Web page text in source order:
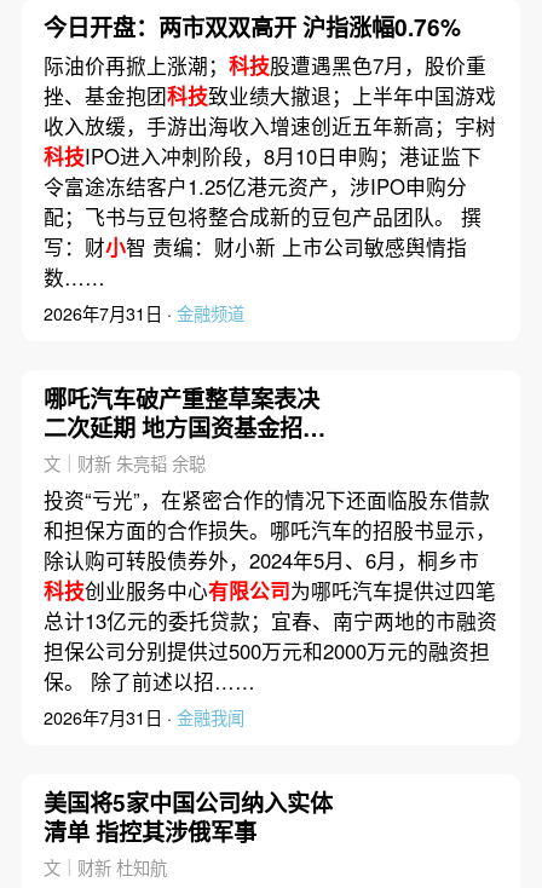
今日开盘：两市双双高开 沪指涨幅0.76%
际油价再掀上涨潮； 科技股遭遇黑色7月，股价重
挫、基金抱团科技致业绩大撤退；上半年中国游戏
收入放缓，手游出海收入增速创近五年新高；宇树
科技IPO进入冲刺阶段，8月10日申购；港证监下
令富途冻结客户1.25亿港元资产，涉IPO申购分
配；飞书与豆包将整合成新的豆包产品团队。 撰
写：财小智 责编：财小新 上市公司敏感舆情指
数……
2026年7月31日 · 金融频道
哪吒汽车破产重整草案表决
二次延期 地方国资基金招商
风险再审视(含视频)
文｜财新 朱亮韬 余聪
投资“亏光”，在紧密合作的情况下还面临股东借款
和担保方面的合作损失。哪吒汽车的招股书显示，
除认购可转股债券外，2024年5月、6月，桐乡市
科技创业服务中心有限公司为哪吒汽车提供过四笔
总计13亿元的委托贷款；宜春、南宁两地的市融资
担保公司分别提供过500万元和2000万元的融资担
保。 除了前述以招……
2026年7月31日 · 金融我闻
美国将5家中国公司纳入实体
清单 指控其涉俄军事
文｜财新 杜知航